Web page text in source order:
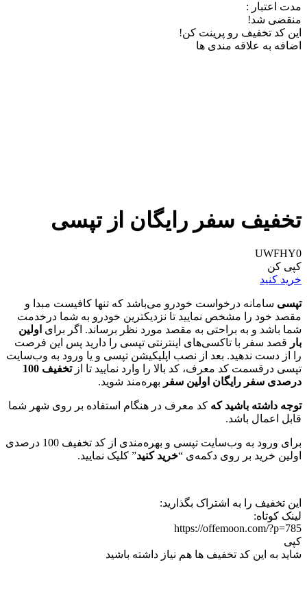
مدت اعتبار :
منقضی شد!
این کد تخفیف رو پرینت کن!
اضافه به علاقه مندی ها
تخفیف سفر رایگان از تپسی
UWFHY0
کپی کن
خرید کنید
تپسی سامانه درخواست خودرو می‌باشد که تنها کافیست مبدا و
مقصد خود را مشخص نمایید تا نزدیکترین خودرو به شما درخدمت
شما باشد و به براحتی به مقصد مورد نظر برساند. اگر برای اولین
بار قصد سفر با تاکسی‌های اینترنتی تپسی را دارید پس این فرصت
را از دست ندهید. بعد از نصب اپلیکیشن تپسی و یا ورود به وب‌سایت
تپسی درقسمت کد معرف، کد بالا را وارد نمایید تا از
تخفیف 100
درصدی سفر رایگان اولین سفر بهره‌مند شوید.
توجه داشته باشید که کد معرف در هنگام استفاده بر روی شهر شما
قابل اعمال باشد.
برای ورود به وب‌سایت تپسی و بهره‌مندی از کد تخفیف 100 درصدی
اولین خرید بر روی دکمه‌ی “خرید کنید” کلیک نمایید.
این تخفیف را به اشتراک بگذارید:
لینک کوتاه:
https://offemoon.com/?p=785
کپی
شاید به این کد تخفیف ها هم نیاز داشته باشید